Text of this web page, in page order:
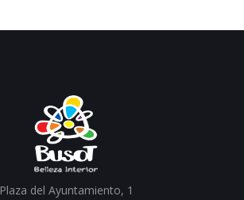
Plaza del Ayuntamiento, 1